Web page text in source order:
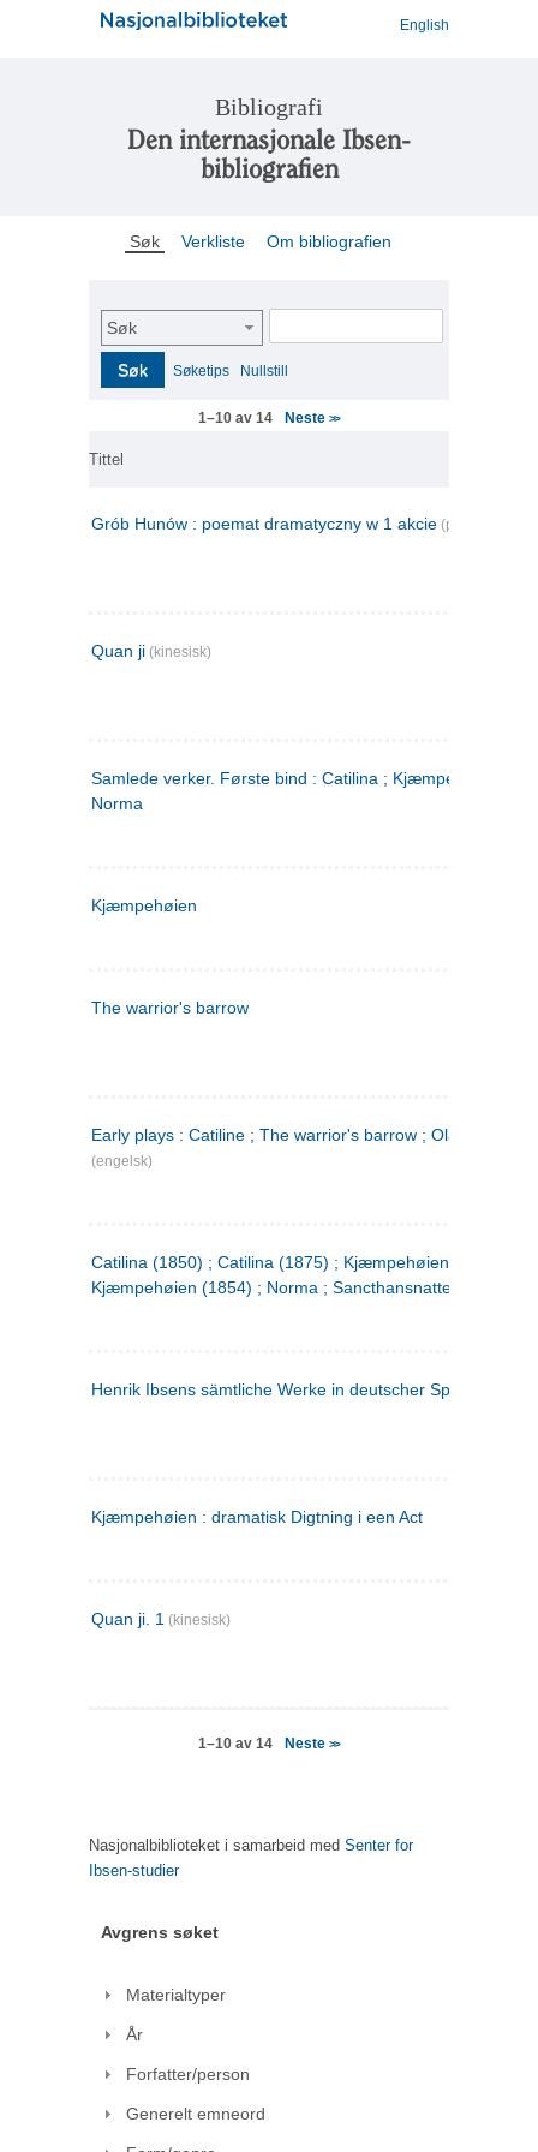
English
Bibliografi
Den internasjonale Ibsen-
bibliografien
Søk Verkliste Om bibliografien
Søk
Søk Søketips Nullstill
1–10 av 14 Neste>>
Tittel
Grób Hunów : poemat dramatyczny w 1 akcie (polsk)
Quan ji (kinesisk)
Samlede verker. Første bind : Catilina ; Kjæmpehøien ;
Norma
Kjæmpehøien
The warrior's barrow
Early plays : Catiline ; The warrior's barrow ; Olaf Liljekrans
(engelsk)
Catilina (1850) ; Catilina (1875) ; Kjæmpehøien (1850) ;
Kjæmpehøien (1854) ; Norma ; Sancthansnatten
Henrik Ibsens sämtliche Werke in deutscher Sprache. 2
Kjæmpehøien : dramatisk Digtning i een Act
Quan ji. 1 (kinesisk)
1–10 av 14 Neste>>
Nasjonalbiblioteket i samarbeid med Senter for
Ibsen-studier
Avgrens søket
Materialtyper
År
Forfatter/person
Generelt emneord